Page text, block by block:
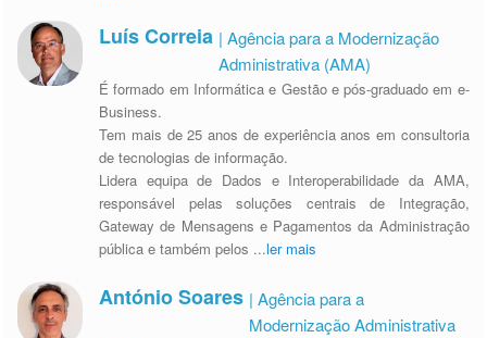
Luís Correia | Agência para a Modernização
Administrativa (AMA)
É formado em Informática e Gestão e pós-graduado em e-
Business.
Tem mais de 25 anos de experiência anos em consultoria
de tecnologias de informação.
Lidera equipa de Dados e Interoperabilidade da AMA,
responsável pelas soluções centrais de Integração,
Gateway de Mensagens e Pagamentos da Administração
pública e também pelos ...ler mais
António Soares | Agência para a
Modernização Administrativa